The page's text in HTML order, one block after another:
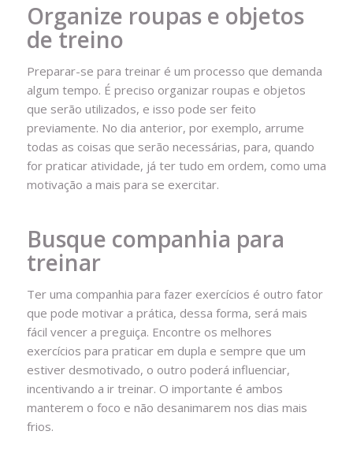
Organize roupas e objetos
de treino
Preparar-se para treinar é um processo que demanda
algum tempo. É preciso organizar roupas e objetos
que serão utilizados, e isso pode ser feito
previamente. No dia anterior, por exemplo, arrume
todas as coisas que serão necessárias, para, quando
for praticar atividade, já ter tudo em ordem, como uma
motivação a mais para se exercitar.
Busque companhia para
treinar
Ter uma companhia para fazer exercícios é outro fator
que pode motivar a prática, dessa forma, será mais
fácil vencer a preguiça. Encontre os melhores
exercícios para praticar em dupla e sempre que um
estiver desmotivado, o outro poderá influenciar,
incentivando a ir treinar. O importante é ambos
manterem o foco e não desanimarem nos dias mais
frios.